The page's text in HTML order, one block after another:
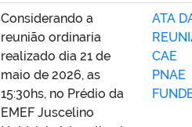
Considerando a
reunião ordinaria
realizado dia 21 de
maio de 2026, as
15:30hs, no Prédio da
EMEF Juscelino
ATA
CAE
PNAE